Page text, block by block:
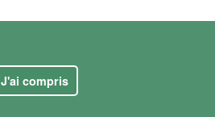
J'ai compris